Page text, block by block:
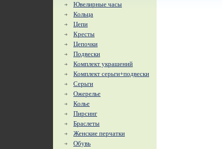
Ювелирные часы
Кольца
Цепи
Кресты
Цепочки
Подвески
Комплект украшений
Комплект серьги+подвески
Серьги
Ожерелье
Колье
Пирсинг
Браслеты
Женские перчатки
Обувь